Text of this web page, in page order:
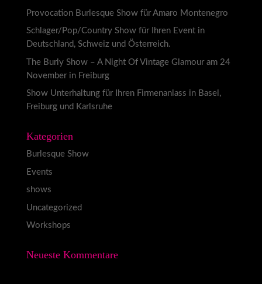
Provocation Burlesque Show für Amaro Montenegro
Schlager/Pop/Country Show für Ihren Event in
Deutschland, Schweiz und Österreich.
The Burly Show – A Night Of Vintage Glamour am 24
November in Freiburg
Show Unterhaltung für Ihren Firmenanlass in Basel,
Freiburg und Karlsruhe
Kategorien
Burlesque Show
Events
shows
Uncategorized
Workshops
Neueste Kommentare